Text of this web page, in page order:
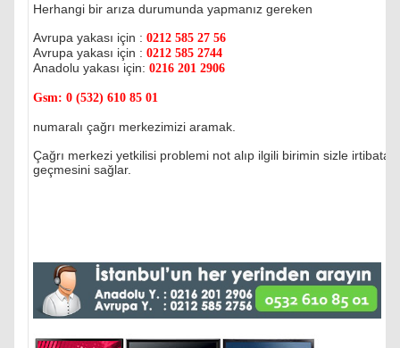
Herhangi bir arıza durumunda yapmanız gereken
Avrupa yakası için : 0212 585 27 56
Avrupa yakası için : 0212 585 2744
Anadolu yakası için: 0216 201 2906
Gsm: 0 (532) 610 85 01
numaralı çağrı merkezimizi aramak.
Çağrı merkezi yetkilisi problemi not alıp ilgili birimin sizle irtibata
geçmesini sağlar.